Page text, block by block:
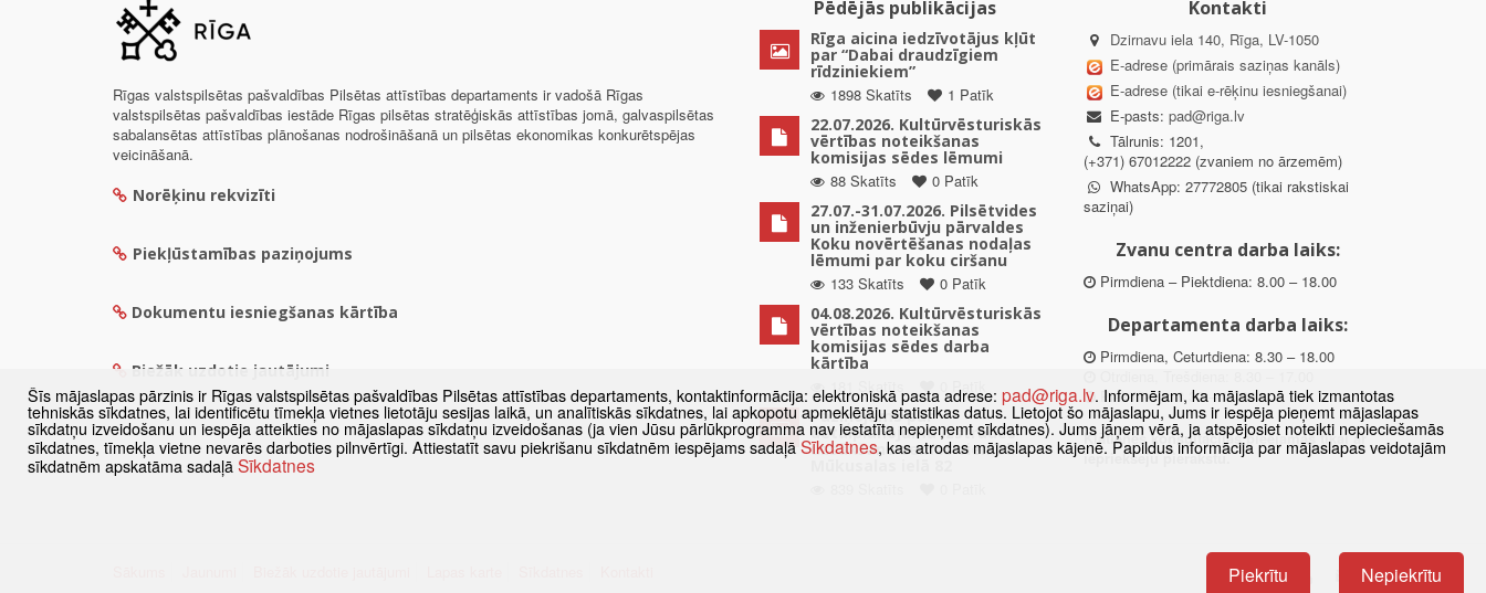
Rīgas valstspilsētas pašvaldības Pilsētas attīstības departaments ir vadošā Rīgas
valstspilsētas pašvaldības iestāde Rīgas pilsētas stratēģiskās attīstības jomā, galvaspilsētas
sabalansētas attīstības plānošanas nodrošināšanā un pilsētas ekonomikas konkurētspējas
veicināšanā.
Norēķinu rekvizīti
Piekļūstamības paziņojums
Dokumentu iesniegšanas kārtība
Biežāk uzdotie jautājumi
Pēdējās publikācijas
Rīga aicina iedzīvotājus kļūt
par “Dabai draudzīgiem
rīdziniekiem”
1898 Skatīts
1 Patīk
22.07.2026. Kultūrvēsturiskās
vērtības noteikšanas
komisijas sēdes lēmumi
88 Skatīts
0 Patīk
27.07.-31.07.2026. Pilsētvides
un inženierbūvju pārvaldes
Koku novērtēšanas nodaļas
lēmumi par koku ciršanu
133 Skatīts
0 Patīk
04.08.2026. Kultūrvēsturiskās
vērtības noteikšanas
komisijas sēdes darba
kārtība
181 Skatīts
0 Patīk
Paziņojums par
detālplānojuma izstrādes
uzsākšanu zemes vienībā
Kontakti
Dzirnavu iela 140, Rīga, LV-1050
E-adrese (primārais saziņas kanāls)
E-adrese (tikai e-rēķinu iesniegšanai)
E-pasts: pad@riga.lv
Tālrunis: 1201,
(+371) 67012222 (zvaniem no ārzemēm)
WhatsApp: 27772805 (tikai rakstiskai
saziņai)
Zvanu centra darba laiks:
Pirmdiena – Piektdiena: 8.00 – 18.00
Departamenta darba laiks:
Pirmdiena, Ceturtdiena: 8.30 – 18.00
Piektdiena: 8.30 – 15.00
Klātienes konsultācijas pieejamas tikai ar
iepriekšēju pierakstu.
Šīs mājaslapas pārzinis ir Rīgas valstspilsētas pašvaldības Pilsētas attīstības departaments, kontaktinformācija: elektroniskā pasta adrese: pad@riga.lv. Informējam, ka mājaslapā tiek izmantotas
tehniskās sīkdatnes, lai identificētu tīmekļa vietnes lietotāju sesijas laikā, un analītiskās sīkdatnes, lai apkopotu apmeklētāju statistikas datus. Lietojot šo mājaslapu, Jums ir iespēja pieņemt mājaslapas
sīkdatņu izveidošanu un iespēja atteikties no mājaslapas sīkdatņu izveidošanas (ja vien Jūsu pārlūkprogramma nav iestatīta nepieņemt sīkdatnes). Jums jāņem vērā, ja atspējosiet noteikti nepieciešamās
sīkdatnes, tīmekļa vietne nevarēs darboties pilnvērtīgi. Attiestatīt savu piekrišanu sīkdatnēm iespējams sadaļā Sīkdatnes, kas atrodas mājaslapas kājenē. Papildus informācija par mājaslapas veidotajām
sīkdatnēm apskatāma sadaļā Sīkdatnes
Piekrītu Nepiekrītu